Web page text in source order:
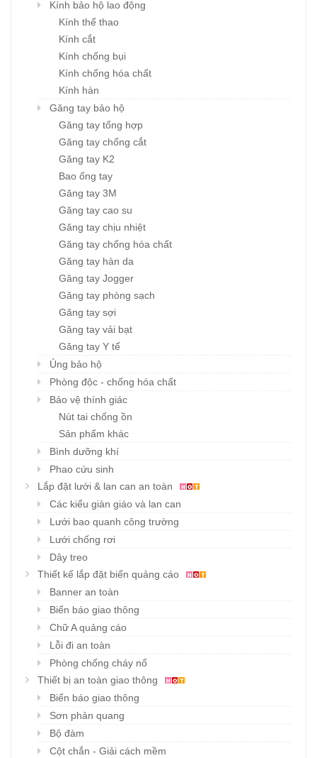
Kính bảo hộ lao động
Kính thể thao
Kính cắt
Kính chống bụi
Kính chống hóa chất
Kính hàn
Găng tay bảo hộ
Găng tay tổng hợp
Găng tay chống cắt
Găng tay K2
Bao ống tay
Găng tay 3M
Găng tay cao su
Găng tay chịu nhiệt
Găng tay chống hóa chất
Găng tay hàn da
Găng tay Jogger
Găng tay phòng sạch
Găng tay sợi
Găng tay vải bạt
Găng tay Y tế
Ủng bảo hộ
Phòng độc - chống hóa chất
Bảo vệ thính giác
Nút tai chống ồn
Sản phẩm khác
Bình dưỡng khí
Phao cứu sinh
Lắp đặt lưới & lan can an toàn
Các kiểu giàn giáo và lan can
Lưới bao quanh công trường
Lưới chống rơi
Dây treo
Thiết kế lắp đặt biển quảng cáo
Banner an toàn
Biển báo giao thông
Chữ A quảng cáo
Lỗi đi an toàn
Phòng chống cháy nổ
Thiết bị an toàn giao thông
Biển báo giao thông
Sơn phản quang
Bộ đàm
Cột chắn - Giải cách mềm